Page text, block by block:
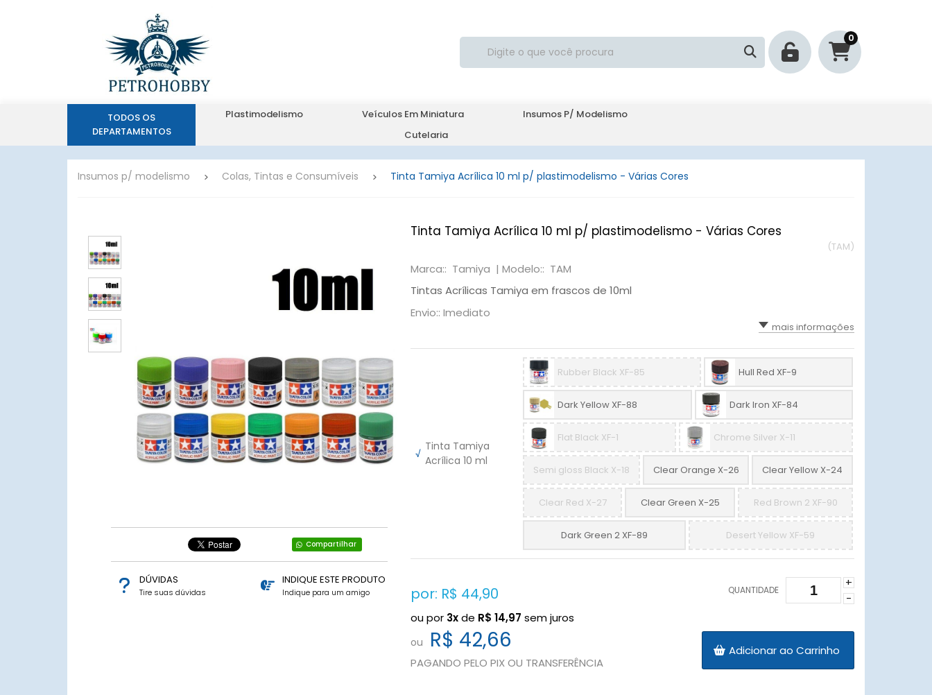
0
TODOS OS
DEPARTAMENTOS
Plastimodelismo Veículos Em Miniatura
Insumos P/ Modelismo
Cutelaria
Insumos p/ modelismo Colas, Tintas e Consumíveis Tinta Tamiya Acrílica 10 ml p/ plastimodelismo - Várias Cores
Compartilhar
DÚVIDAS
Tire suas dúvidas
INDIQUE ESTE PRODUTO
Indique para um amigo
Tinta Tamiya Acrílica 10 ml p/ plastimodelismo - Várias Cores
(TAM)
Marca:: Tamiya | Modelo:: TAM
Tintas Acrílicas Tamiya em frascos de 10ml
Envio:: Imediato
mais informações
√
Tinta Tamiya
Acrílica 10 ml
Rubber Black XF-85 Hull Red XF-9
Dark Yellow XF-88 Dark Iron XF-84
Flat Black XF-1 Chrome Silver X-11
Semi gloss Black X-18 Clear Orange X-26 Clear Yellow X-24
Clear Red X-27 Clear Green X-25 Red Brown 2 XF-90
Dark Green 2 XF-89 Desert Yellow XF-59
por: R$ 44,90
ou por 3xde R$ 14,97 sem juros
ou R$ 42,66
PAGANDO PELO PIX OU TRANSFERÊNCIA
QUANTIDADE
+
-
Adicionar ao Carrinho